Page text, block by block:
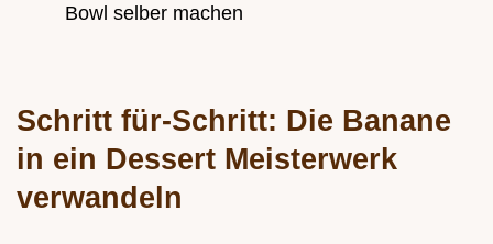
Bowl selber machen
Schritt für-Schritt: Die Banane
in ein Dessert Meisterwerk
verwandeln